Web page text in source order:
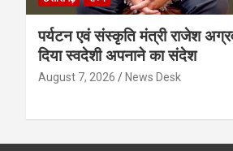
पर्यटन एवं संस्कृति मंत्री राजेश
दिया स्वदेशी अपनाने का संदेश
August 7, 2026 News Desk